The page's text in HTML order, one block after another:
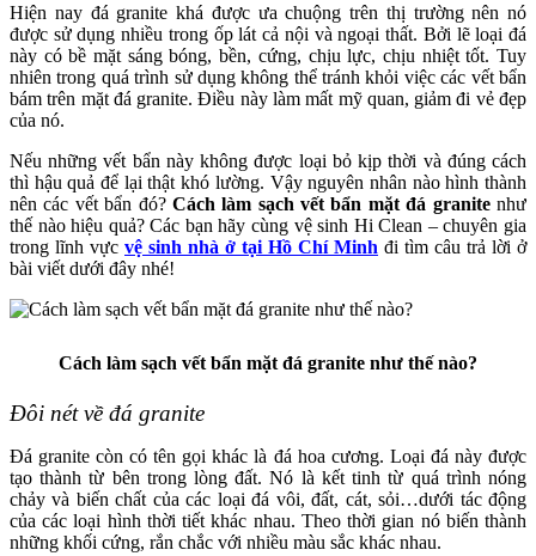
Hiện nay đá granite khá được ưa chuộng trên thị trường nên nó
được sử dụng nhiều trong ốp lát cả nội và ngoại thất. Bởi lẽ loại đá
này có bề mặt sáng bóng, bền, cứng, chịu lực, chịu nhiệt tốt. Tuy
nhiên trong quá trình sử dụng không thể tránh khỏi việc các vết bẩn
bám trên mặt đá granite. Điều này làm mất mỹ quan, giảm đi vẻ đẹp
của nó.
Nếu những vết bẩn này không được loại bỏ kịp thời và đúng cách
thì hậu quả để lại thật khó lường. Vậy nguyên nhân nào hình thành
nên các vết bẩn đó? Cách làm sạch vết bẩn mặt đá granitenhư
thế nào hiệu quả? Các bạn hãy cùng vệ sinh Hi Clean – chuyên gia
trong lĩnh vực vệ sinh nhà ở tại Hồ Chí Minh đi tìm câu trả lời ở
bài viết dưới đây nhé!
Cách làm sạch vết bẩn mặt đá granite như thế nào?
Đôi nét về đá granite
Đá granite còn có tên gọi khác là đá hoa cương. Loại đá này được
tạo thành từ bên trong lòng đất. Nó là kết tinh từ quá trình nóng
chảy và biến chất của các loại đá vôi, đất, cát, sỏi…dưới tác động
của các loại hình thời tiết khác nhau. Theo thời gian nó biến thành
những khối cứng, rắn chắc với nhiều màu sắc khác nhau.